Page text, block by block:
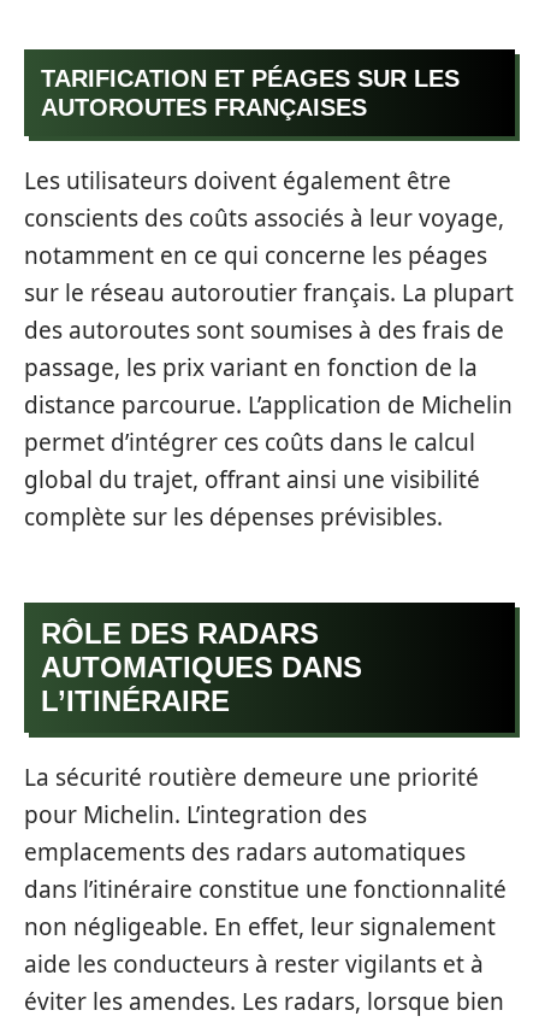
TARIFICATION ET PÉAGES SUR LES
AUTOROUTES FRANÇAISES
Les utilisateurs doivent également être
conscients des coûts associés à leur voyage,
notamment en ce qui concerne les péages
sur le réseau autoroutier français. La plupart
des autoroutes sont soumises à des frais de
passage, les prix variant en fonction de la
distance parcourue. L’application de Michelin
permet d’intégrer ces coûts dans le calcul
global du trajet, offrant ainsi une visibilité
complète sur les dépenses prévisibles.
RÔLE DES RADARS
AUTOMATIQUES DANS
L’ITINÉRAIRE
La sécurité routière demeure une priorité
pour Michelin. L’integration des
emplacements des radars automatiques
dans l’itinéraire constitue une fonctionnalité
non négligeable. En effet, leur signalement
aide les conducteurs à rester vigilants et à
éviter les amendes. Les radars, lorsque bien